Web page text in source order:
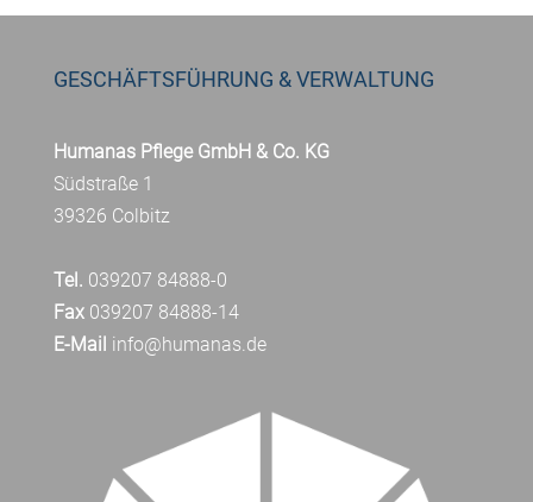
GESCHÄFTSFÜHRUNG & VERWALTUNG
Humanas Pflege GmbH & Co. KG
Südstraße 1
39326 Colbitz
Tel. 039207 84888-0
Fax039207 84888-14
E-Mail info@humanas.de